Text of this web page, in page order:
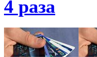
4 раза